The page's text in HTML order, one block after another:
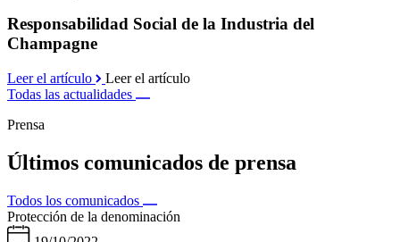
Responsabilidad Social de la Industria del
Champagne
Leer el artículo
Leer el artículo
Todas las actualidades
Prensa
Últimos comunicados de prensa
Todos los comunicados
Protección de la denominación